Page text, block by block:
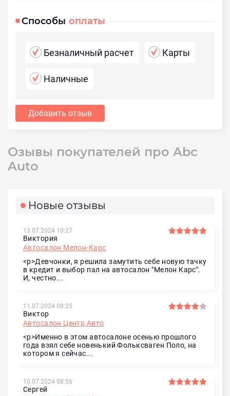
Способы оплаты
Безналичный расчет Карты
Наличные
Добавить отзыв
Озывы покупателей про Abc
Auto
Новые отзывы
13.07.2024 10:27
Виктория
Автосалон Мелон-Карс
<p>Девчонки, я решила замутить себе новую тачку
в кредит и выбор пал на автосалон "Мелон Карс".
И, честно...
11.07.2024 08:25
Виктор
Автосалон Центр Авто
<p>Именно в этом автосалоне осенью прошлого
года взял себе новенький Фольксваген Поло, на
котором я сейчас...
10.07.2024 08:56
Сергей